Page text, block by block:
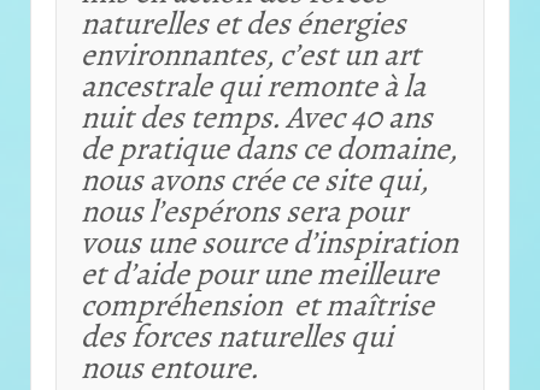
naturelles et des énergies
environnantes, c’est un art
ancestrale qui remonte à la
nuit des temps. Avec 40 ans
de pratique dans ce domaine,
nous avons crée ce site qui,
nous l’espérons sera pour
vous une source d’inspiration
et d’aide pour une meilleure
compréhension et maîtrise
des forces naturelles qui
nous entoure.